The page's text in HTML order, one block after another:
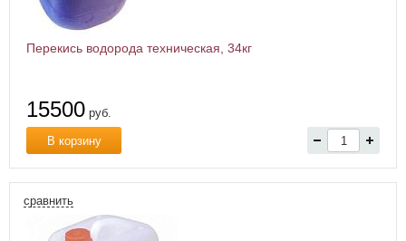
Перекись водорода техническая, 34кг
15500 руб.
В корзину
сравнить